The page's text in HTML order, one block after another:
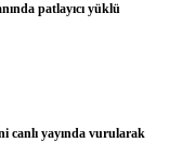
patlayıcı yüklü
canlı yayında vurularak